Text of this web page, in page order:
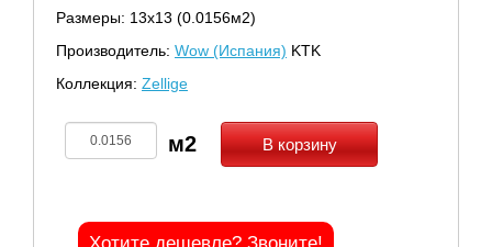
Размеры: 13х13 (0.0156м2)
Производитель: Wow (Испания) KTK
Коллекция: Zellige
В корзину